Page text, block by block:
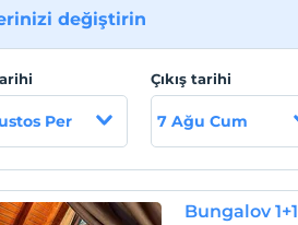
değiştirin
Per
Çıkış tarihi
7 Ağu Cum
Bungalov 1+1